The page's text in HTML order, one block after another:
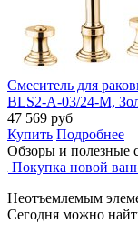
Смеситель для
BLS2-A-03/24-M,
47 569 руб
Купить Подробнее
Обзоры и полезные
Покупка новой
Неотъемлемым
Сегодня можно